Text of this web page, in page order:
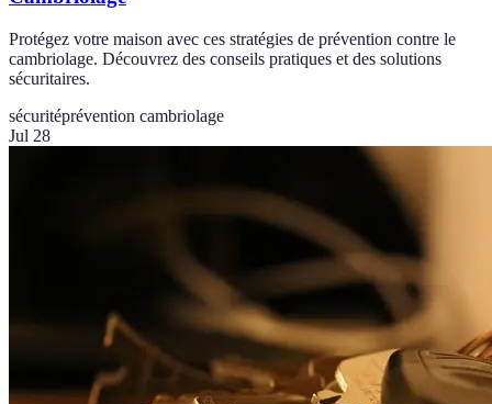
Protégez votre maison avec ces stratégies de prévention contre le
cambriolage. Découvrez des conseils pratiques et des solutions
sécuritaires.
sécuritéprévention cambriolage
Jul 28